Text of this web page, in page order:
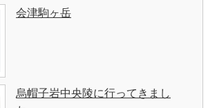
会津駒ヶ岳
烏帽子岩中央陵に行ってきまし